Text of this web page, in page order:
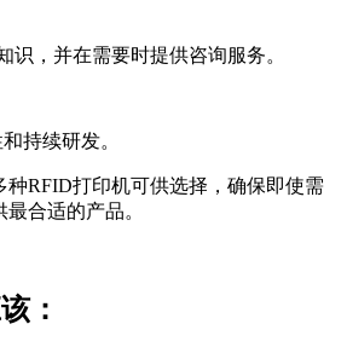
识，并在需要时提供咨询服务。
持续研发。
种RFID打印机可供选择，确保即使需
合适的产品。
：